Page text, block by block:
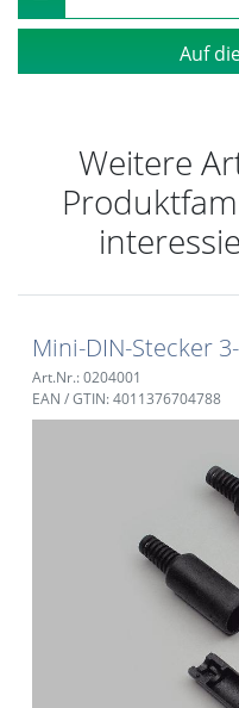
Auf
Weitere
Mini-DIN-Stecker
Art.Nr.: 0204001
EAN / GTIN: 4011376704788